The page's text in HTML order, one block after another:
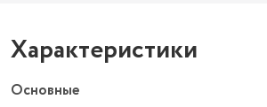
Характеристики
Основные